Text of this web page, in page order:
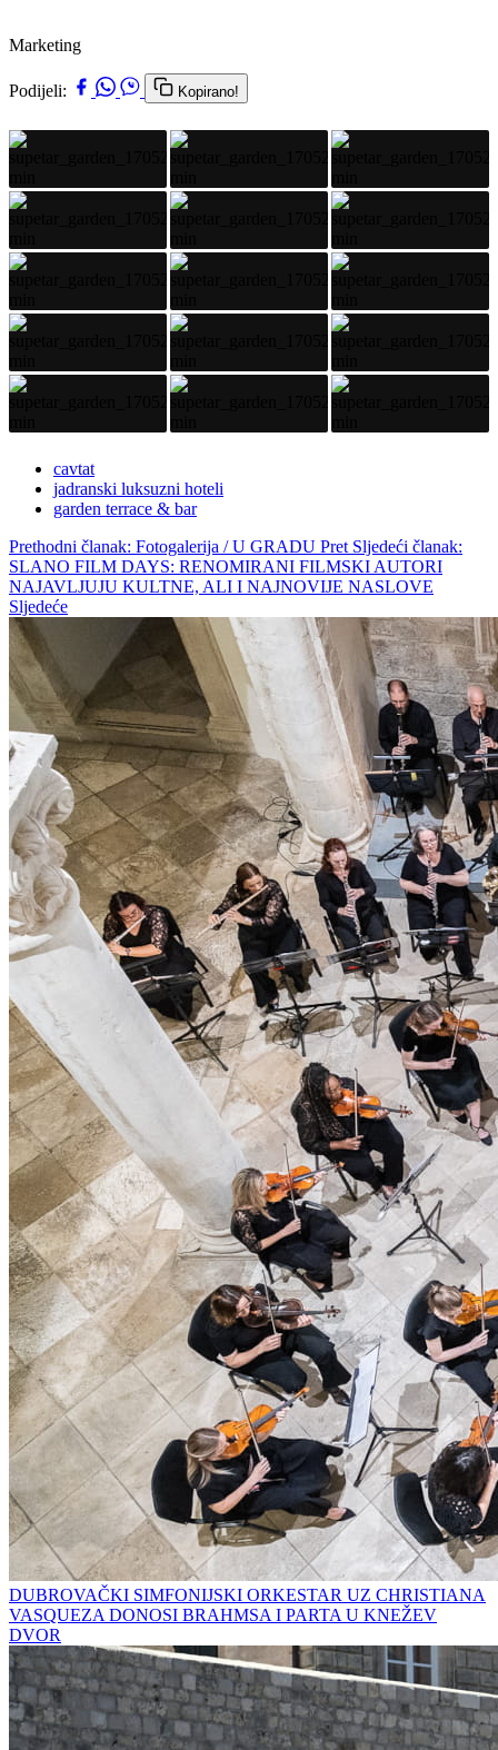
Marketing
Podijeli: Kopirano!
cavtat
jadranski luksuzni hoteli
garden terrace & bar
Prethodni članak: Fotogalerija / U GRADU Pret Sljedeći članak:
SLANO FILM DAYS: RENOMIRANI FILMSKI AUTORI
NAJAVLJUJU KULTNE, ALI I NAJNOVIJE NASLOVE
Sljedeće
DUBROVAČKI SIMFONIJSKI ORKESTAR UZ CHRISTIANA
VASQUEZA DONOSI BRAHMSA I PARTA U KNEŽEV
DVOR